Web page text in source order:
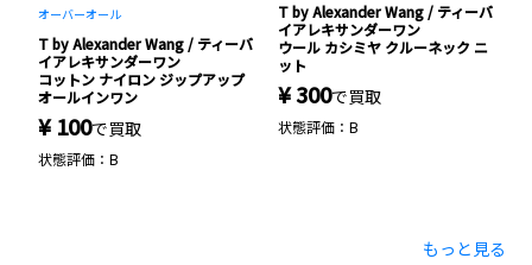
オーバーオール
T by Alexander Wang / ティーバ
イアレキサンダーワン
コットン ナイロン ジップアップ
オールインワン
¥ 100で買取
状態評価：B
T by Alexander Wang / ティーバ
イアレキサンダーワン
ウール カシミヤ クルーネック ニ
ット
¥ 300で買取
状態評価：B
もっと見る